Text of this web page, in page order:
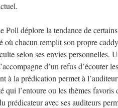
Poll déplore la tendance de
où chacun remplit son propre
selon ses envies personnelles.
d’un refus d’écouter
à la prédication permet à
qui l’entoure ou les thèmes
prédicateur avec ses auditeurs